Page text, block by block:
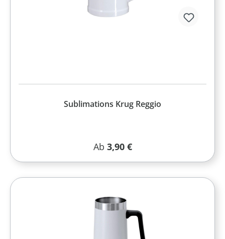
Sublimations Krug Reggio
Regulärer Preis:
Ab 3,90 €